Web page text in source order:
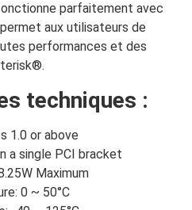
parfaitement avec
aux utilisateurs de
performances et des
techniques :
1.0 or above
a single PCI bracket
Maximum
0 ~ 50°C